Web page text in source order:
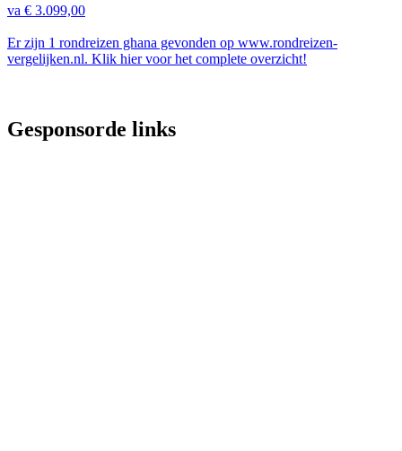
va € 3.099,00
Er zijn 1 rondreizen ghana gevonden op www.rondreizen-
vergelijken.nl. Klik hiervoor het complete overzicht!
Gesponsorde links